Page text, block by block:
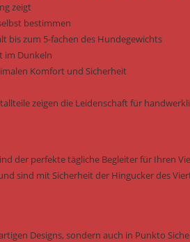
zeigt
bestimmen
bis zum 5-fachen des Hundegewichts
im Dunkeln
Komfort und Sicherheit
zeigen die Leidenschaft für
der perfekte tägliche Begleiter für Ihren
sind mit Sicherheit der Hingucker des
Designs, sondern auch in Punkto